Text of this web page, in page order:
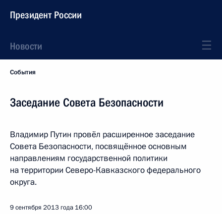
Президент России
Новости
События
Заседание Совета Безопасности
Владимир Путин провёл расширенное заседание
Совета Безопасности, посвящённое основным
направлениям государственной политики
на территории Северо-Кавказского федерального
округа.
9 сентября 2013 года 16:00